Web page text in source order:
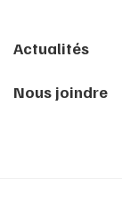
Actualités
Nous joindre